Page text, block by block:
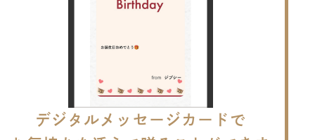
デジタルメッセージカードで